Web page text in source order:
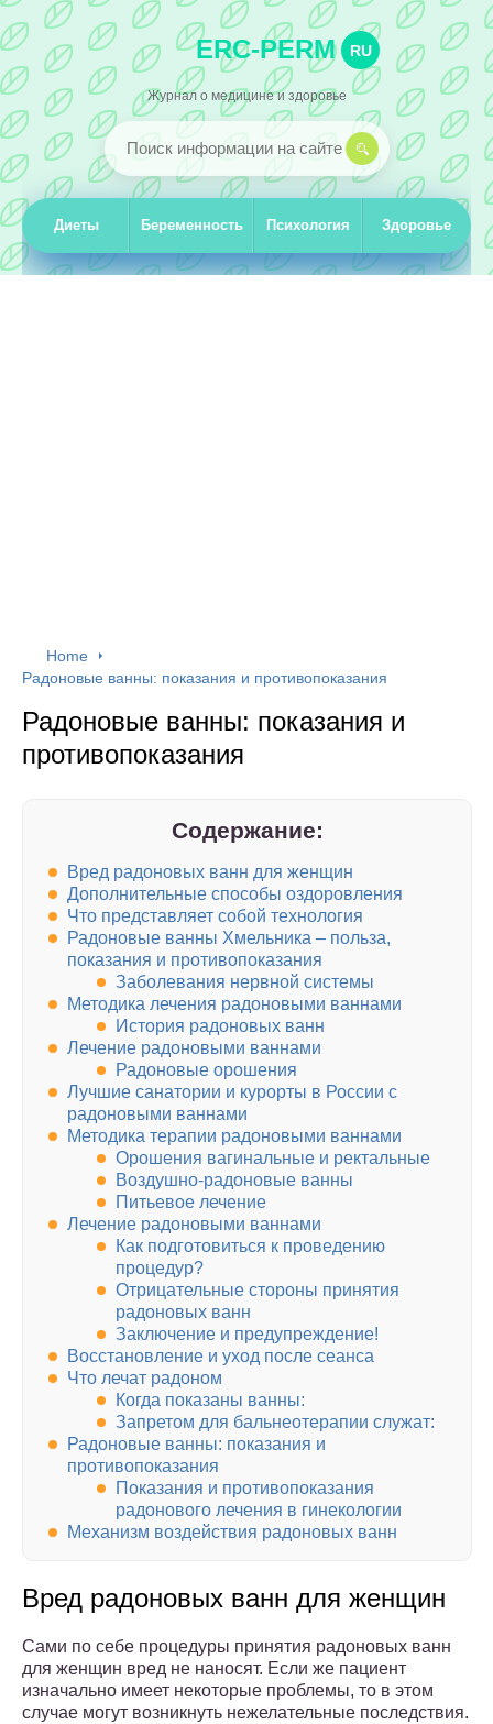
ERC-PERM RU
Журнал о медицине и здоровье
Диеты Беременность Психология Здоровье
Home
Радоновые ванны: показания и противопоказания
Радоновые ванны: показания и
противопоказания
Содержание:
Вред радоновых ванн для женщин
Дополнительные способы оздоровления
Что представляет собой технология
Радоновые ванны Хмельника – польза,
показания и противопоказания
Заболевания нервной системы
Методика лечения радоновыми ваннами
История радоновых ванн
Лечение радоновыми ваннами
Радоновые орошения
Лучшие санатории и курорты в России с
радоновыми ваннами
Методика терапии радоновыми ваннами
Орошения вагинальные и ректальные
Воздушно-радоновые ванны
Питьевое лечение
Лечение радоновыми ваннами
Как подготовиться к проведению
процедур?
Отрицательные стороны принятия
радоновых ванн
Заключение и предупреждение!
Восстановление и уход после сеанса
Что лечат радоном
Когда показаны ванны:
Запретом для бальнеотерапии служат:
Радоновые ванны: показания и
противопоказания
Показания и противопоказания
радонового лечения в гинекологии
Механизм воздействия радоновых ванн
Вред радоновых ванн для женщин
Сами по себе процедуры принятия радоновых ванн
для женщин вред не наносят. Если же пациент
изначально имеет некоторые проблемы, то в этом
случае могут возникнуть нежелательные последствия.